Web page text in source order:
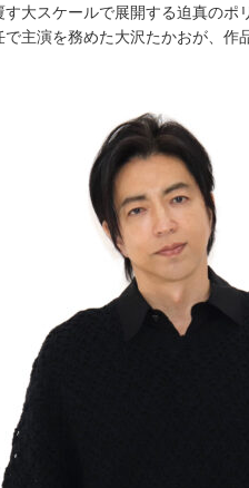
大スケールで展開する迫真のポ
主演を務めた大沢たかおが、作